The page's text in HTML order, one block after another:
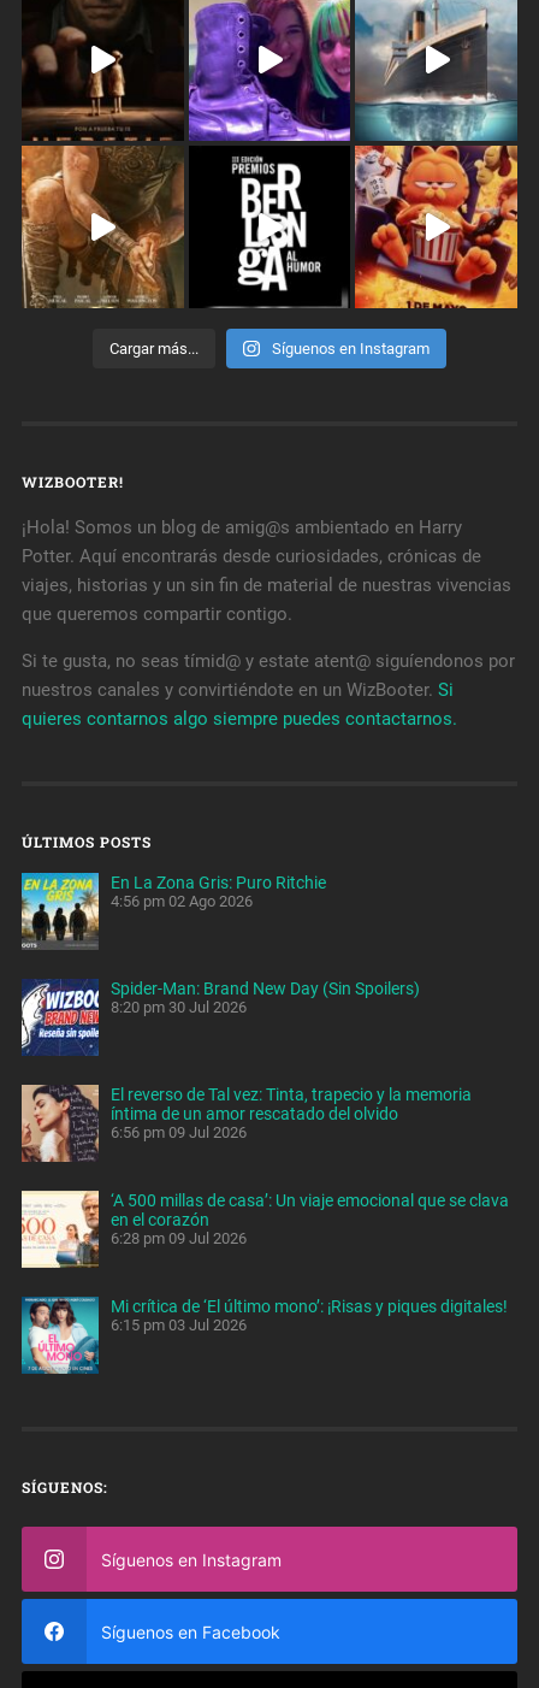
Cargar más... Síguenos en Instagram
WIZBOOTER!
¡Hola! Somos un blog de amig@s ambientado en Harry
Potter. Aquí encontrarás desde curiosidades, crónicas de
viajes, historias y un sin fin de material de nuestras vivencias
que queremos compartir contigo.
Si te gusta, no seas tímid@ y estate atent@ siguíendonos por
nuestros canales y convirtiéndote en un WizBooter. Si
quieres contarnos algo siempre puedes contactarnos.
ÚLTIMOS POSTS
En La Zona Gris: Puro Ritchie
4:56 pm 02 Ago 2026
Spider-Man: Brand New Day (Sin Spoilers)
8:20 pm 30 Jul 2026
El reverso de Tal vez: Tinta, trapecio y la memoria
íntima de un amor rescatado del olvido
6:56 pm 09 Jul 2026
‘A 500 millas de casa’: Un viaje emocional que se clava
en el corazón
6:28 pm 09 Jul 2026
Mi crítica de ‘El último mono’: ¡Risas y piques digitales!
6:15 pm 03 Jul 2026
SÍGUENOS:
Síguenos en Instagram
Síguenos en Facebook